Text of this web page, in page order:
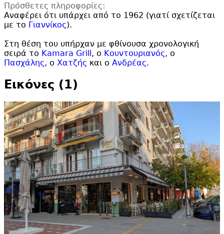
Πρόσθετες πληροφορίες:
Αναφέρει ότι υπάρχει από το 1962 (γιατί σχετίζεται
με το Γιαννίκος).
Στη θέση του υπήρχαν με φθίνουσα χρονολογική
σειρά το Kamara Grill, ο Κουντουριανός, ο
Πασχάλης, ο Χατζής και ο Ανδρέας.
Εικόνες (1)